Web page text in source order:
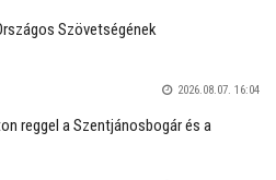
Szövetségének
2026.08.07. 16:04
reggel a Szentjánosbogár és a